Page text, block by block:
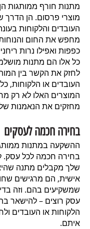
מתנות חורף ממותגות
מוצרי פרסום. הן הדרך
העובדים והלקוחות
מחפש את החום
כפפות ואפילו נרות
כל אלו הם מתנות
לחזק את הקשר בין
העובדים או הלקוחות,
המוצרים האלו לא רק
מחזקים את הנאמנות
בחירה חכמה לעסקים
ההשקעה במתנות
בחירה חכמה לכל עסק.
שלך מקבלים מתנה
אישית, הם מרגישים
שמשקיעים בהם. וזה
עסק רוצים – להישאר
הלקוחות או העובדים
איתם.